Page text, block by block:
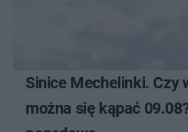
Sinice Mechelinki. Czy
można się kąpać